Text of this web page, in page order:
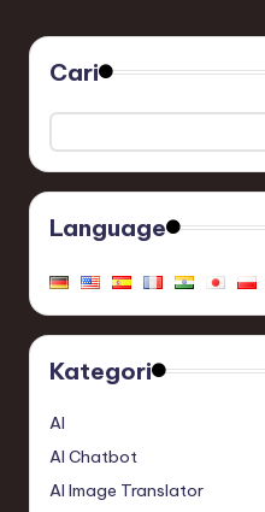
Cari
Language
Kategori
AI
AI Chatbot
AI Image Translator